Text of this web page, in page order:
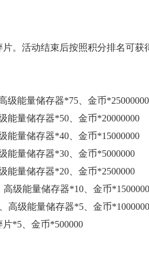
。活动结束后按照积分排名可获
级能量储存器*75、金币*25000000
能量储存器*50、金币*20000000
能量储存器*40、金币*15000000
能量储存器*30、金币*5000000
能量储存器*20、金币*2500000
级能量储存器*10、金币*1500000
高级能量储存器*5、金币*1000000
片*5、金币*500000